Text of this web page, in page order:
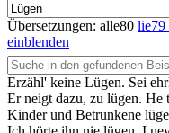
Übersetzungen: alle80 lie79
einblenden
Erzähl' keine Lügen. Sei
Er neigt dazu, zu lügen. He
Kinder und Betrunkene